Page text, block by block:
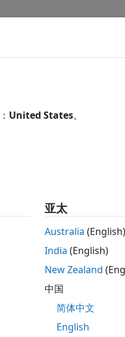
业和集群的文件的文件夹
United States。
亚太
Australia (English)
India (English)
New Zealand
中国
简体中文
English